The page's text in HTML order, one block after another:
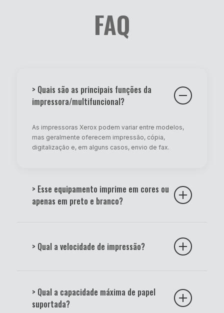
FAQ
> Quais são as principais funções da
impressora/multifuncional?
As impressoras Xerox podem variar entre modelos,
mas geralmente oferecem impressão, cópia,
digitalização e, em alguns casos, envio de fax.
> Esse equipamento imprime em cores ou
apenas em preto e branco?
modelos coloridos. A descrição técnica do produto
indica essa especificação.
> Qual a velocidade de impressão?
sempre as especificações técnicas do equipamento.
> Qual a capacidade máxima de papel
suportada?